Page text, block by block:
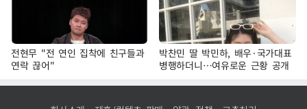
전현무 "전 연인 집착에 친구들과
연락 끊어"
박찬민 딸 박민하, 배우·국가대표
병행하더니…여유로운 근황 공개